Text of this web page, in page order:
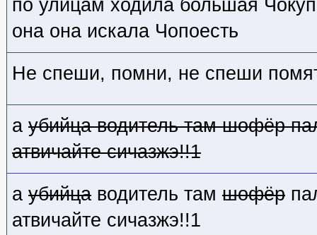
по улицам ходила большая
она она искала Чопоесть
Не спеши, помни, не спеши
а убийцаводитель тамшофёр
атвичайте сичазжэ!!1
а убийца водитель там шофёр
атвичайте сичазжэ!!1